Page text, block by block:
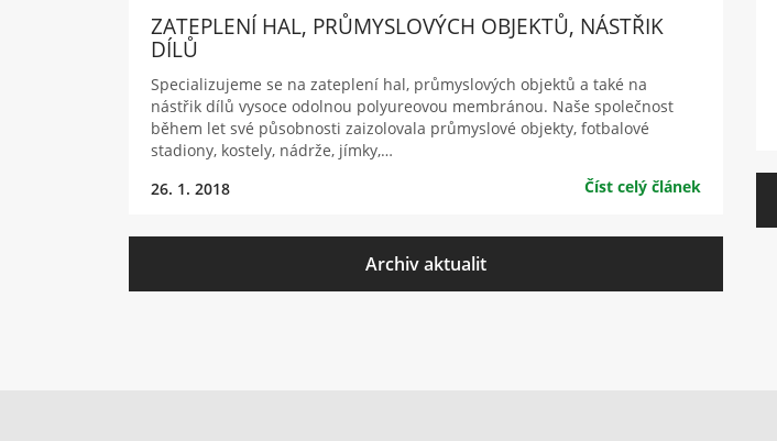
ZATEPLENÍ HAL, PRŮMYSLOVÝCH OBJEKTŮ, NÁSTŘIK
DÍLŮ
Specializujeme se na zateplení hal, průmyslových objektů a také na
nástřik dílů vysoce odolnou polyureovou membránou. Naše společnost
během let své působnosti zaizolovala průmyslové objekty, fotbalové
stadiony, kostely, nádrže, jímky,…
26. 1. 2018
Číst celý článek
Archiv aktualit